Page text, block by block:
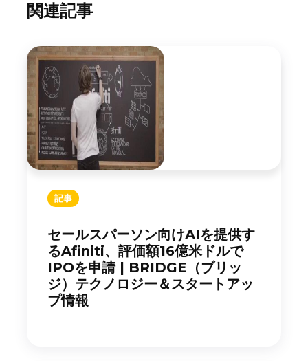
関連記事
記事
セールスパーソン向けAIを提供す
るAfiniti、評価額16億米ドルで
IPOを申請 | BRIDGE（ブリッ
ジ）テクノロジー＆スタートアッ
プ情報